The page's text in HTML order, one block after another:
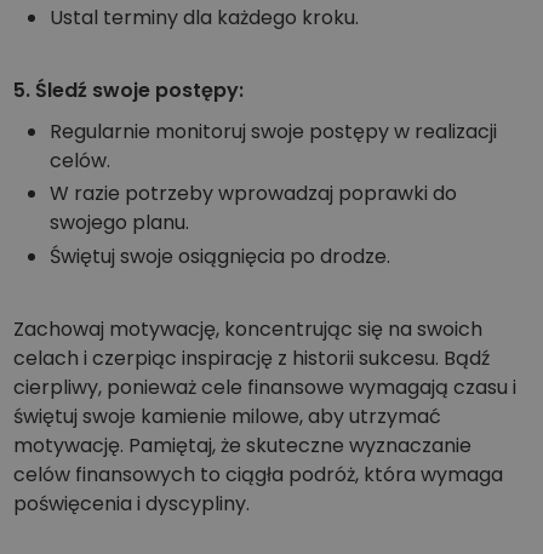
Ustal terminy dla każdego kroku.
5. Śledź swoje postępy:
Regularnie monitoruj swoje postępy w realizacji
celów.
W razie potrzeby wprowadzaj poprawki do
swojego planu.
Świętuj swoje osiągnięcia po drodze.
Zachowaj motywację, koncentrując się na swoich
celach i czerpiąc inspirację z historii sukcesu. Bądź
cierpliwy, ponieważ cele finansowe wymagają czasu i
świętuj swoje kamienie milowe, aby utrzymać
motywację. Pamiętaj, że skuteczne wyznaczanie
celów finansowych to ciągła podróż, która wymaga
poświęcenia i dyscypliny.